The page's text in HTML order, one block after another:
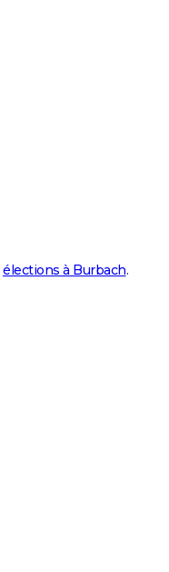
élections à Burbach.